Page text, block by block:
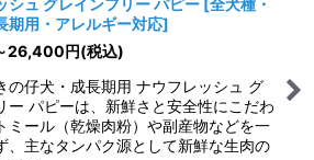
シュ グレインフリー パピー [全犬種・
期用・アレルギー対応]
26,400円(税込)
の仔犬・成長期用 ナウフレッシュ グ
ー パピーは、新鮮さと安全性にこだわ
ミール（乾燥肉粉）や副産物などを一
、主なタンパク源として新鮮な生肉の